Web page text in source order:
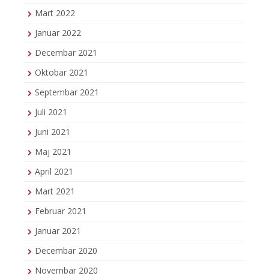
Mart 2022
Januar 2022
Decembar 2021
Oktobar 2021
Septembar 2021
Juli 2021
Juni 2021
Maj 2021
April 2021
Mart 2021
Februar 2021
Januar 2021
Decembar 2020
Novembar 2020